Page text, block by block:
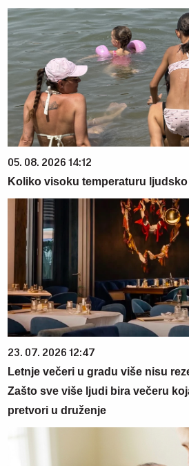
05. 08. 2026 14:12
Koliko visoku temperaturu
23. 07. 2026 12:47
Letnje večeri u gradu više nisu
Zašto sve više ljudi bira večeru
pretvori u druženje